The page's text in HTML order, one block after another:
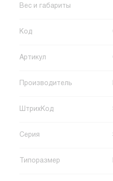
Вес и габариты
Код
Артикул
Производитель
ШтрихКод
Серия
Типоразмер